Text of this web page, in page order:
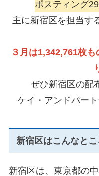
ポスティング
主に新宿区を担当す
３月は1,342,761枚
ぜひ新宿区の配
ケイ・アンドパー
新宿区はこんなとこ
新宿区は、東京都の中